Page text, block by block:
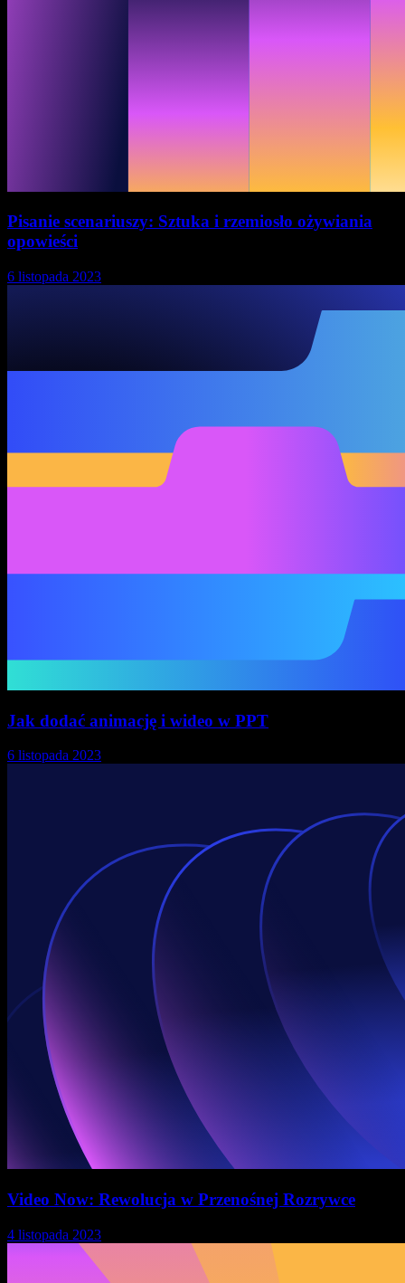
Pisanie scenariuszy: Sztuka i rzemiosło ożywiania
opowieści
6 listopada 2023
Jak dodać animację i wideo w PPT
6 listopada 2023
Video Now: Rewolucja w Przenośnej Rozrywce
4 listopada 2023